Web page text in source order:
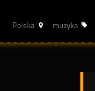
Polska muzyka